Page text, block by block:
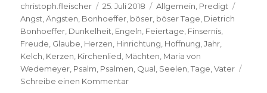
Autor
christoph.fleischer
Veröffentlicht
am
25. Juli 2018 Kategorien
Allgemein Predigt
Angst ,Ängsten Bonhoeffer böser böser Tage Dietrich
Bonhoeffer Dunkelheit Engeln Feiertage Finsernis
Freude Glaube Herzen Hinrichtung Hoffnung ,Jahr
Kelch Kerzen Kirchenlied Mächten Maria von
Wedemeyer Psalm Psalmen Qual Seelen ,Tage ,Vater
Schreibe einen Kommentarzu